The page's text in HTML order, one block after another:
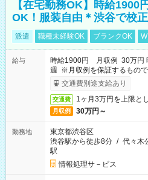
【在宅勤務OK】時給1900
OK！服装自由＊渋谷で校
派遣 職種未経験OK ブランクOK
給与
時給1900円 月収例 30万円
週 ※月収例を保証するもの
ービス利用可（利用条件有）
交通費別途支給あり
交通費 1ヶ月3万円を上限と
月収例 30万円～
勤務地
東京都渋谷区
渋谷駅から徒歩8分 / 代々木
駅
情報処理サ－ビス